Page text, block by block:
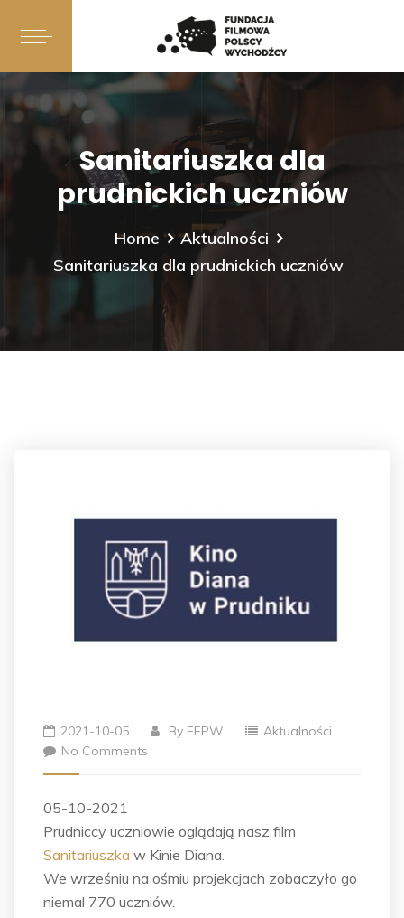
Sanitariuszka dla
prudnickich uczniów
Home
Aktualności
Sanitariuszka dla prudnickich uczniów
2021-10-05 By FFPW
Aktualności
No Comments
05-10-2021
Prudniccy uczniowie oglądają nasz film
Sanitariuszka w Kinie Diana.
We wrześniu na ośmiu projekcjach zobaczyło go
niemal 770 uczniów.